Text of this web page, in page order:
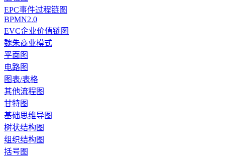
EPC事件过程链图
BPMN2.0
EVC企业价值链图
魏朱商业模式
平面图
电路图
图表/表格
其他流程图
甘特图
基础思维导图
树状结构图
组织结构图
括号图